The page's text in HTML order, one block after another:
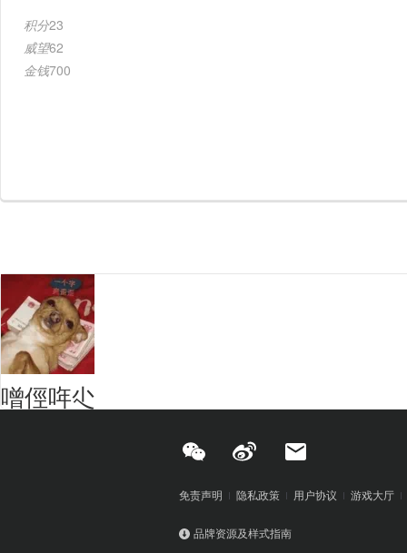
积分23
威望62
金钱700
噌俓哖尐
免责声明 隐私政策 用户协议 游戏大厅
品牌资源及样式指南